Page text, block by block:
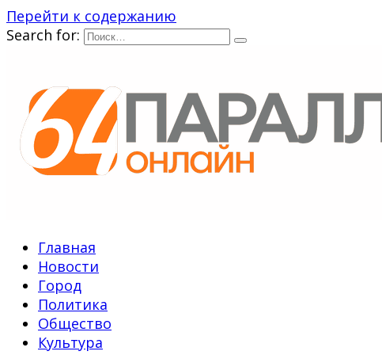
Перейти к содержанию
Search for:
Главная
Новости
Город
Политика
Общество
Культура